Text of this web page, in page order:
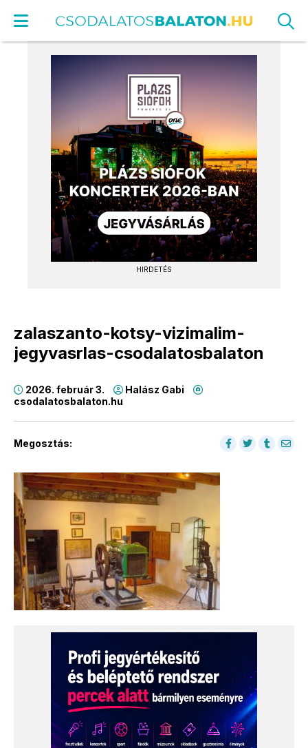
HIRDETÉS
zalaszanto-kotsy-vizimalim-
jegyvasrlas-csodalatosbalaton
2026. február 3.
Halász Gabi
csodalatosbalaton.hu
Megosztás: